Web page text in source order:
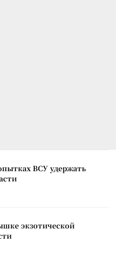
ВСУ удержать
экзотической